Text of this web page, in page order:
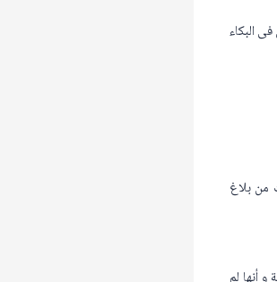
البكاء
من بلاغ